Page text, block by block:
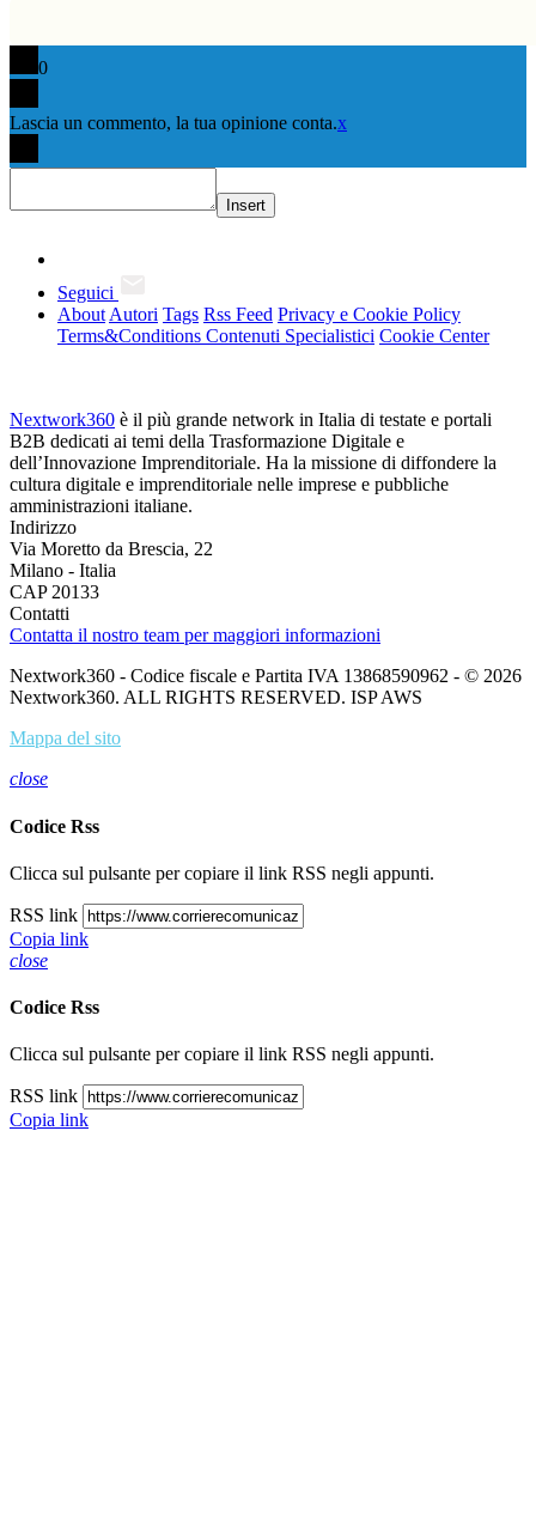
0
Lascia un commento, la tua opinione conta.x
Insert
Seguici
About Autori Tags Rss Feed Privacy e Cookie Policy
Terms&Conditions Contenuti Specialistici Cookie Center
Nextwork360 è il più grande network in Italia di testate e portali
B2B dedicati ai temi della Trasformazione Digitale e
dell’Innovazione Imprenditoriale. Ha la missione di diffondere la
cultura digitale e imprenditoriale nelle imprese e pubbliche
amministrazioni italiane.
Indirizzo
Via Moretto da Brescia, 22
Milano - Italia
CAP 20133
Contatti
Contatta il nostro team per maggiori informazioni
Nextwork360 - Codice fiscale e Partita IVA 13868590962 - © 2026
Nextwork360. ALL RIGHTS RESERVED. ISP AWS
Mappa del sito
close
Codice Rss
Clicca sul pulsante per copiare il link RSS negli appunti.
RSS link
Copia link
close
Codice Rss
Clicca sul pulsante per copiare il link RSS negli appunti.
RSS link
Copia link